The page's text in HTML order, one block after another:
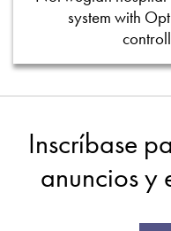
system with
Inscríbase
anuncios y